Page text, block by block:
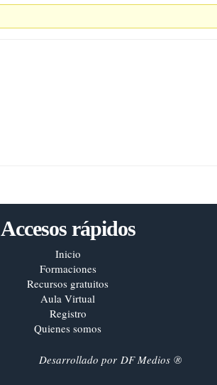
Accesos rápidos
Inicio
Formaciones
Recursos gratuitos
Aula Virtual
Registro
Quienes somos
Desarrollado por DF Medios®